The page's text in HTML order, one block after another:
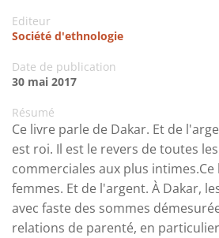
Editeur
Société d'ethnologie
Date de publication
30 mai 2017
Résumé
Ce livre parle de Dakar. Et de
est roi. Il est le revers de toutes
commerciales aux plus intimes.Ce
femmes. Et de l'argent. À Dakar,
avec faste des sommes
relations de parenté, en